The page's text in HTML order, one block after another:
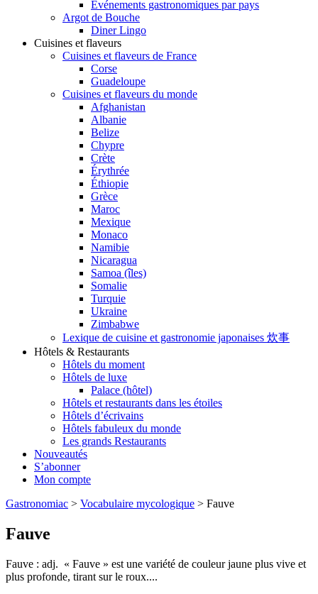
Evénements gastronomiques par pays
Argot de Bouche
Diner Lingo
Cuisines et flaveurs
Cuisines et flaveurs de France
Corse
Guadeloupe
Cuisines et flaveurs du monde
Afghanistan
Albanie
Belize
Chypre
Crète
Érythrée
Éthiopie
Grèce
Maroc
Mexique
Monaco
Namibie
Nicaragua
Samoa (îles)
Somalie
Turquie
Ukraine
Zimbabwe
Lexique de cuisine et gastronomie japonaises 炊事
Hôtels & Restaurants
Hôtels du moment
Hôtels de luxe
Palace (hôtel)
Hôtels et restaurants dans les étoiles
Hôtels d’écrivains
Hôtels fabuleux du monde
Les grands Restaurants
Nouveautés
S’abonner
Mon compte
Gastronomiac > Vocabulaire mycologique > Fauve
Fauve
Fauve : adj. « Fauve » est une variété de couleur jaune plus vive et
plus profonde, tirant sur le roux....